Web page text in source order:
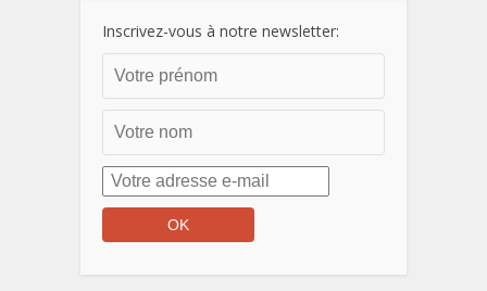
Inscrivez-vous à notre newsletter: